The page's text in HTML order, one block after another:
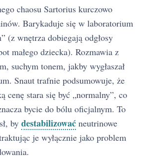
chaosu Sartorius kurczowo
Barykaduje się w laboratorium
(z wnętrza dobiegają odgłosy
małego dziecka). Rozmawia z
suchym tonem, jakby wygłaszał
Snaut trafnie podsumowuje, że
cenę stara się być „normalny”, co
bycie do bólu oficjalnym. To
by destabilizować neutrinowe
je wyłącznie jako problem